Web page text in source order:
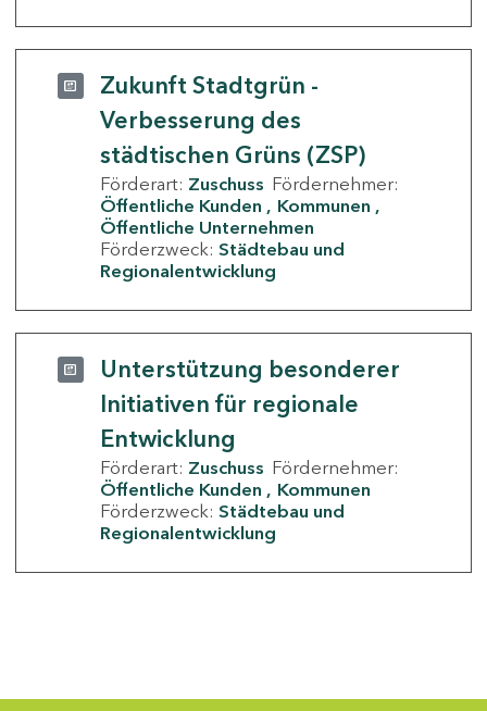
Zukunft Stadtgrün -
Verbesserung des
städtischen Grüns (ZSP)
Förderart: Zuschuss Fördernehmer:
Öffentliche Kunden
Kommunen
Öffentliche Unternehmen
Förderzweck: Städtebau und
Regionalentwicklung
Unterstützung besonderer
Initiativen für regionale
Entwicklung
Förderart: Zuschuss Fördernehmer:
Öffentliche Kunden
Kommunen
Förderzweck: Städtebau und
Regionalentwicklung